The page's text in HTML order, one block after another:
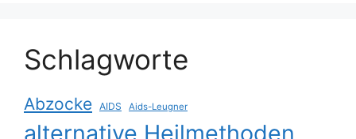
Schlagworte
Abzocke AIDS Aids-Leugner
alternative Heilmethoden